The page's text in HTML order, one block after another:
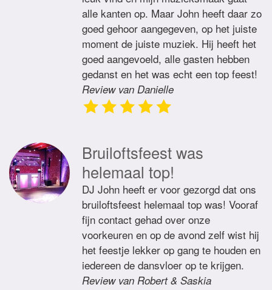
alle kanten op. Maar John heeft daar zo
goed gehoor aangegeven, op het juiste
moment de juiste muziek. Hij heeft het
goed aangevoeld, alle gasten hebben
gedanst en het was echt een top feest!
Review van Danielle
Bruiloftsfeest was
helemaal top!
DJ John heeft er voor gezorgd dat ons
bruiloftsfeest helemaal top was! Vooraf
fijn contact gehad over onze
voorkeuren en op de avond zelf wist hij
het feestje lekker op gang te houden en
iedereen de dansvloer op te krijgen.
Review van Robert & Saskia